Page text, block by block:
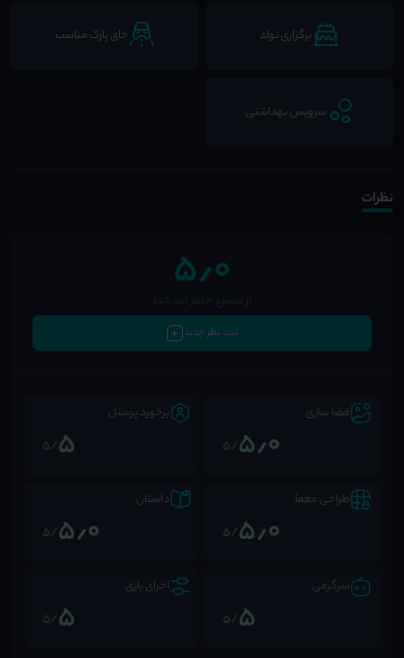
برگزاری تولد جای پارک مناسب
سرویس بهداشتی
نظرات
5٫0از مجموع 3 نظر ثبت شده
ثبت نظر جدید
فضا سازی
5٫0/5
برخورد پرسنل
5
/5
طراحی معما
5٫0/5
داستان
5٫0/5
سرگرمی
5
/5
اجرای بازی
5
/5